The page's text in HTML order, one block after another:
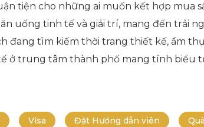
tiện cho những ai muốn kết hợp mua
uống tinh tế và giải trí, mang đến trải
đang tìm kiếm thời trang thiết kế, ẩm
ở trung tâm thành phố mang tính biểu
Visa Đặt Hướng dẫn viên